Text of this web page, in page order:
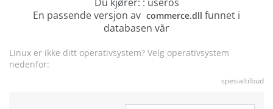
En passende versjon av commerce.dll funnet i
databasen vår
Linux er ikke ditt operativsystem? Velg operativsystem
nedenfor:
spesialtilbud